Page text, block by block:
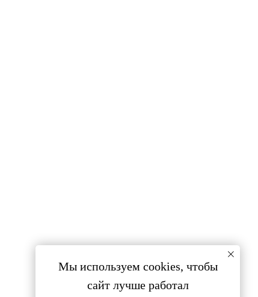
Мы используем cookies, чтобы
сайт лучше работал